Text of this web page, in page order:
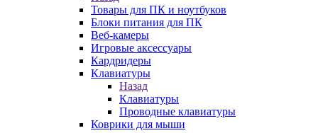
Товары для ПК и ноутбуков
Блоки питания для ПК
Веб-камеры
Игровые аксессуары
Кардридеры
Клавиатуры
Назад
Клавиатуры
Проводные клавиатуры
Коврики для мыши